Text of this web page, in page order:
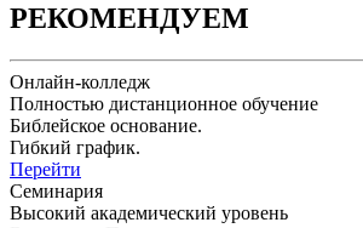
РЕКОМЕНДУЕМ
Онлайн-колледж
Полностью дистанционное обучение
Библейское основание.
Гибкий график.
Перейти
Семинария
Высокий академический уровень